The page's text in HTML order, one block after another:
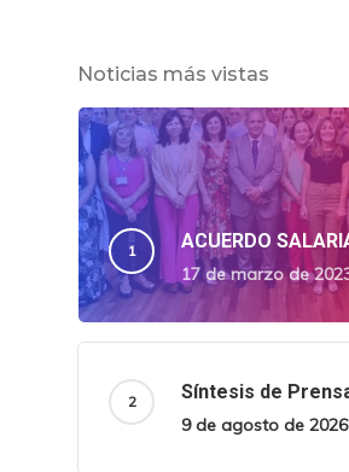
Noticias más vistas
ACUERDO
17 de marzo de
Síntesis de
9 de agosto de 2026